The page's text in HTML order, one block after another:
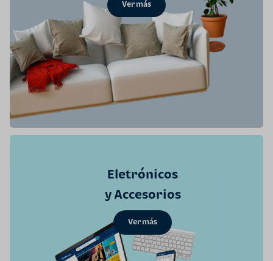
Ver más
Eletrónicos
y Accesorios
Ver más